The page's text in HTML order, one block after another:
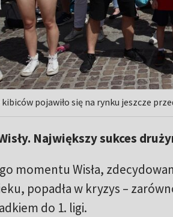
kibiców pojawiło się na rynku jeszcze
Największy sukces
momentu Wisła,
popadła w kryzys –
do 1. ligi.